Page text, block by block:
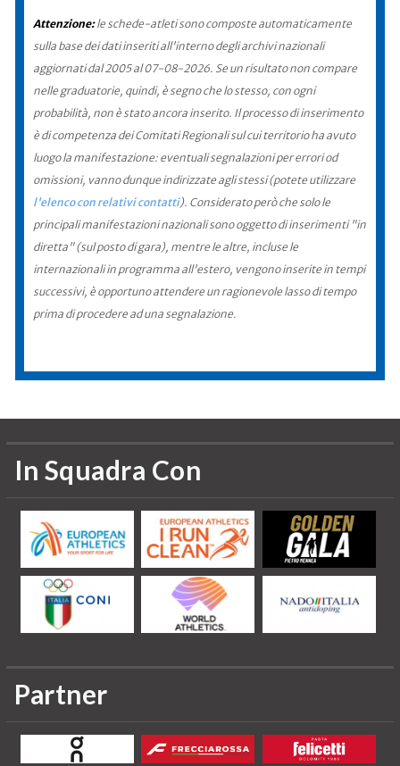
Attenzione:le schede-atleti sono composte automaticamente
sulla base dei dati inseriti all'interno degli archivi nazionali
aggiornati dal 2005 al 07-08-2026. Se un risultato non compare
nelle graduatorie, quindi, è segno che lo stesso, con ogni
probabilità, non è stato ancora inserito. Il processo di inserimento
è di competenza dei Comitati Regionali sul cui territorio ha avuto
luogo la manifestazione: eventuali segnalazioni per errori od
omissioni, vanno dunque indirizzate agli stessi (potete utilizzare
l'elenco con relativi contatti). Considerato però che solo le
principali manifestazioni nazionali sono oggetto di inserimenti "in
diretta" (sul posto di gara), mentre le altre, incluse le
internazionali in programma all'estero, vengono inserite in tempi
successivi, è opportuno attendere un ragionevole lasso di tempo
prima di procedere ad una segnalazione.
In Squadra Con
Partner